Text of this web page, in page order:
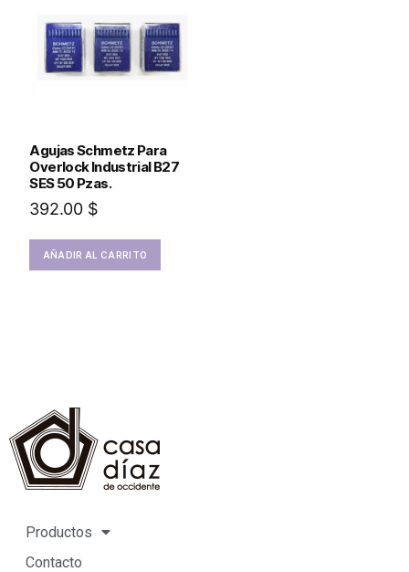
Agujas Schmetz Para
Overlock Industrial B27
SES 50 Pzas.
392.00 $
AÑADIR AL CARRITO
Productos
Contacto